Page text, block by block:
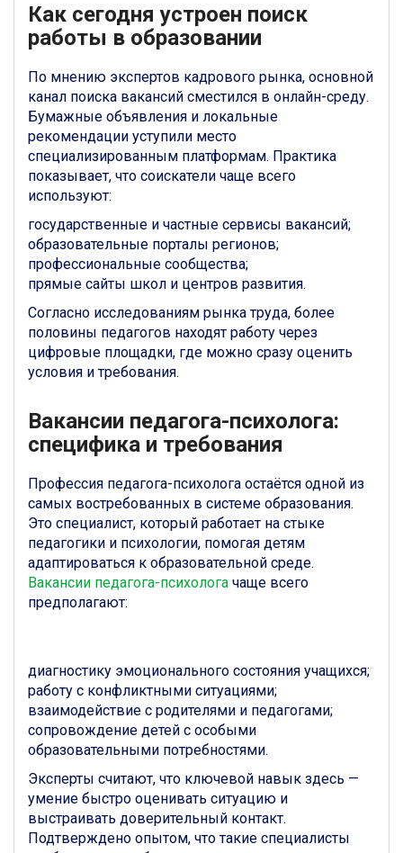
Как сегодня устроен поиск
работы в образовании
По мнению экспертов кадрового рынка, основной
канал поиска вакансий сместился в онлайн-среду.
Бумажные объявления и локальные
рекомендации уступили место
специализированным платформам. Практика
показывает, что соискатели чаще всего
используют:
государственные и частные сервисы вакансий;
образовательные порталы регионов;
профессиональные сообщества;
прямые сайты школ и центров развития.
Согласно исследованиям рынка труда, более
половины педагогов находят работу через
цифровые площадки, где можно сразу оценить
условия и требования.
Вакансии педагога-психолога:
специфика и требования
Профессия педагога-психолога остаётся одной из
самых востребованных в системе образования.
Это специалист, который работает на стыке
педагогики и психологии, помогая детям
адаптироваться к образовательной среде.
Вакансии педагога-психолога чаще всего
предполагают:
диагностику эмоционального состояния учащихся;
работу с конфликтными ситуациями;
взаимодействие с родителями и педагогами;
сопровождение детей с особыми
образовательными потребностями.
Эксперты считают, что ключевой навык здесь —
умение быстро оценивать ситуацию и
выстраивать доверительный контакт.
Подтверждено опытом, что такие специалисты